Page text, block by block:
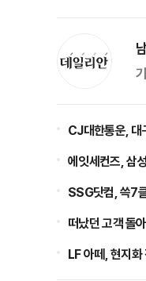
CJ대한통운, 대
에잇세컨즈, 삼
SSG닷컴, 쓱7
떠났던 고객 돌
LF 아떼, 현지